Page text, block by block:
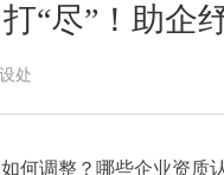
“尽”！助企
处
调整？哪些企业资质认